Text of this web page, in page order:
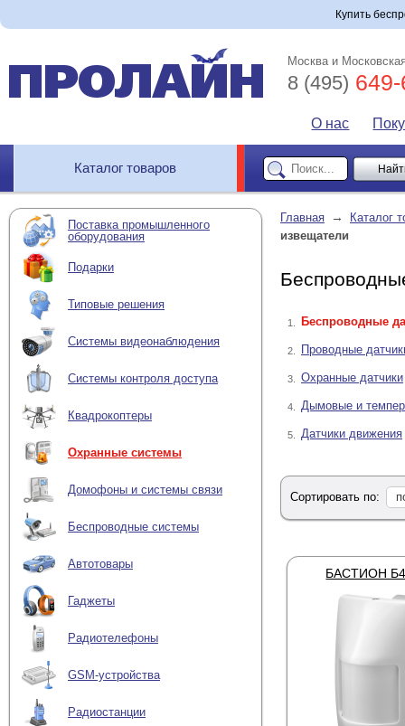
Купить
Москва и
8 (495)
О нас
Каталог товаров
Поставка промышленного
оборудования
Подарки
Типовые решения
Системы видеонаблюдения
Системы контроля доступа
Квадрокоптеры
Охранные системы
Домофоны и системы связи
Беспроводные системы
Автотовары
Гаджеты
Радиотелефоны
GSM-устройства
Радиостанции
Главная →
Каталог
извещатели
1. Беспроводные
2. Проводные
3. Охранные датчики
4. Дымовые и
5. Датчики движения
Сортировать по:
БАСТИОН